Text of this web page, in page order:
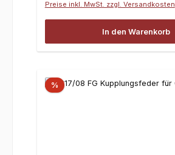
Preise inkl. MwSt. zzgl. Versandkosten
In den Warenkorb
%